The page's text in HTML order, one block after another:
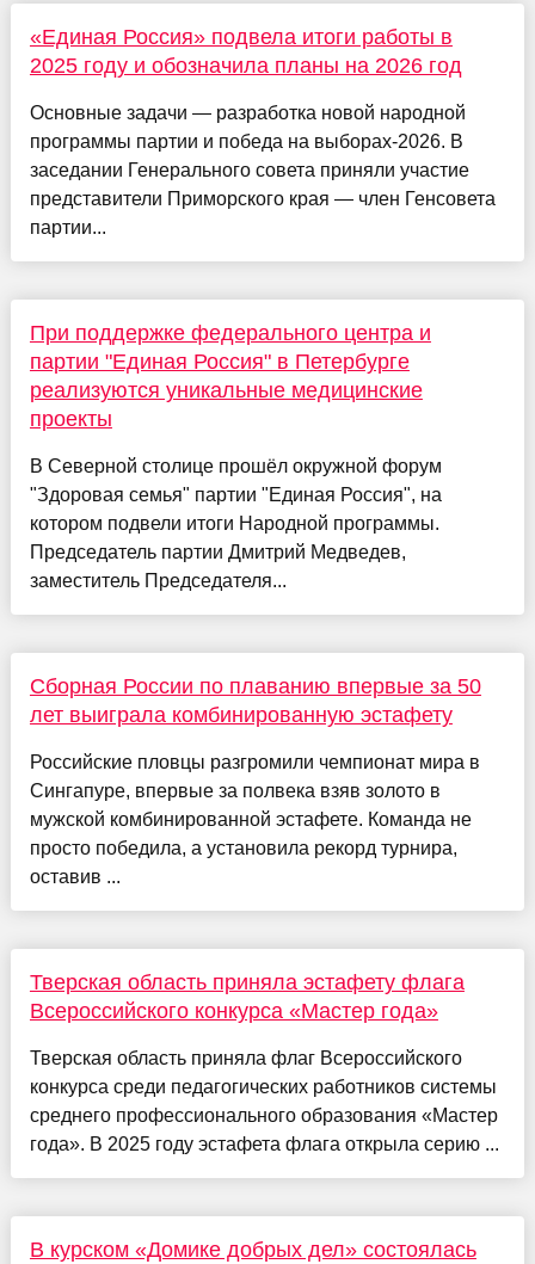
«Единая Россия» подвела итоги работы в
2025 году и обозначила планы на 2026 год
Основные задачи — разработка новой народной
программы партии и победа на выборах-2026. В
заседании Генерального совета приняли участие
представители Приморского края — член Генсовета
партии...
При поддержке федерального центра и
партии "Единая Россия" в Петербурге
реализуются уникальные медицинские
проекты
В Северной столице прошёл окружной форум
"Здоровая семья" партии "Единая Россия", на
котором подвели итоги Народной программы.
Председатель партии Дмитрий Медведев,
заместитель Председателя...
Сборная России по плаванию впервые за 50
лет выиграла комбинированную эстафету
Российские пловцы разгромили чемпионат мира в
Сингапуре, впервые за полвека взяв золото в
мужской комбинированной эстафете. Команда не
просто победила, а установила рекорд турнира,
оставив ...
Тверская область приняла эстафету флага
Всероссийского конкурса «Мастер года»
Тверская область приняла флаг Всероссийского
конкурса среди педагогических работников системы
среднего профессионального образования «Мастер
года». В 2025 году эстафета флага открыла серию ...
В курском «Домике добрых дел» состоялась